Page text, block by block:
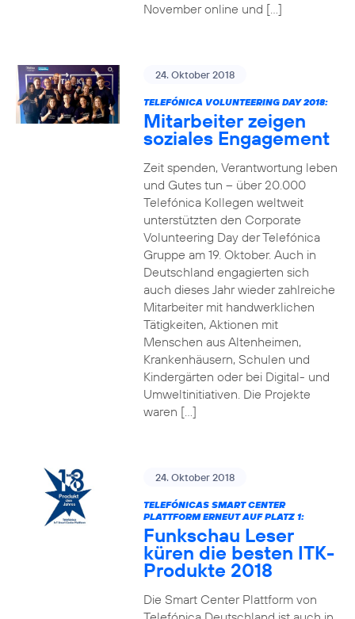
November online und […]
24. Oktober 2018
TELEFÓNICA VOLUNTEERING DAY 2018:
Mitarbeiter zeigen
soziales Engagement
Zeit spenden, Verantwortung leben
und Gutes tun – über 20.000
Telefónica Kollegen weltweit
unterstützten den Corporate
Volunteering Day der Telefónica
Gruppe am 19. Oktober. Auch in
Deutschland engagierten sich
auch dieses Jahr wieder zahlreiche
Mitarbeiter mit handwerklichen
Tätigkeiten, Aktionen mit
Menschen aus Altenheimen,
Krankenhäusern, Schulen und
Kindergärten oder bei Digital- und
Umweltinitiativen. Die Projekte
waren […]
24. Oktober 2018
TELEFÓNICAS SMART CENTER
PLATTFORM ERNEUT AUF PLATZ 1:
Funkschau Leser
küren die besten ITK-
Produkte 2018
Die Smart Center Plattform von